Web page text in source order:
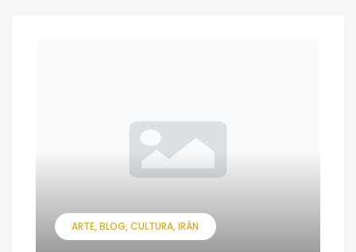
ARTE BLOG CULTURA IRÁN